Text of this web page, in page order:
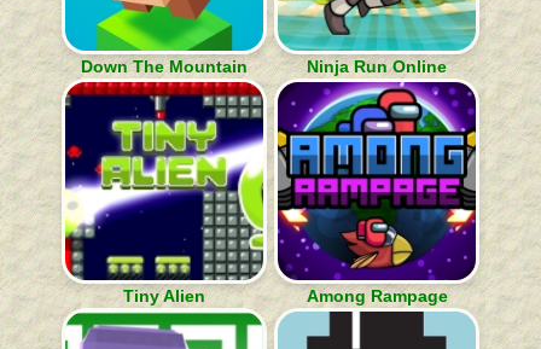
Down The Mountain Ninja Run Online
Tiny Alien Among Rampage